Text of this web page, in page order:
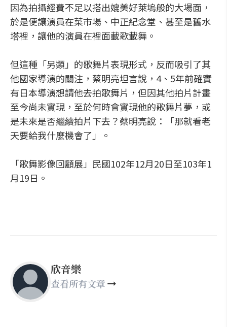
因為拍攝經費不足以搭出媲美好萊塢般的大場面，
於是便讓演員在菜市場、中正紀念堂、甚至是舊水
塔裡，讓他的演員在裡面載歌載舞。
但這種「另類」的歌舞片表現形式，反而吸引了其
他國家導演的關注，蔡明亮坦言說，4、5年前確實
有日本導演想請他去拍歌舞片，但因其他拍片計畫
至今尚未實現，至於何時會實現他的歌舞片夢，或
是未來是否繼續拍片下去？蔡明亮說：「那就看老
天要給我什麼機會了」。
「歌舞影像回顧展」民國102年12月20日至103年1
月19日。
欣音樂
查看所有文章